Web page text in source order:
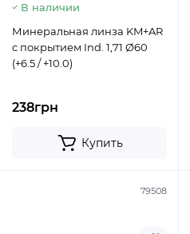
В наличии
Минеральная линза KM+AR
с покрытием Ind. 1,71 Ø60
(+6.5 / +10.0)
238грн
Купить
79508